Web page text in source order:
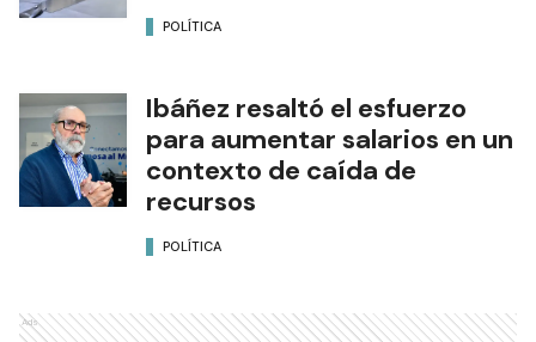
POLÍTICA
Ibáñez resaltó el esfuerzo
para aumentar salarios en un
contexto de caída de
recursos
POLÍTICA
Ads